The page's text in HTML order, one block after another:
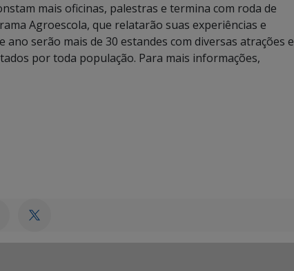
mais oficinas, palestras e termina com roda de
Agroescola, que relatarão suas experiências e
serão mais de 30 estandes com diversas atrações e
por toda população. Para mais informações,